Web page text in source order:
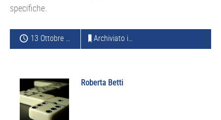
specifiche.
13 Ottobre 2015 Archiviato in:
Roberta Betti